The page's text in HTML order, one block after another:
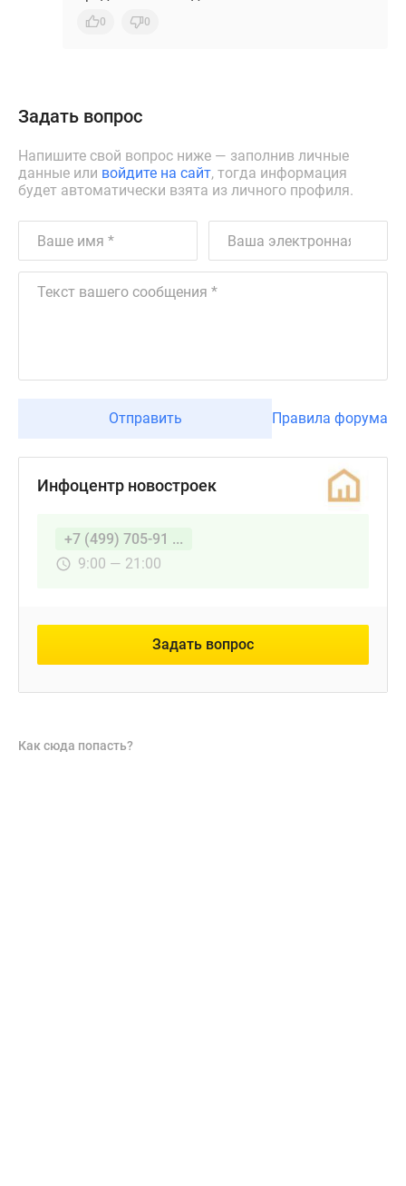
0 0
Задать вопрос
Напишите свой вопрос ниже — заполнив личные
данные или войдите на сайт, тогда информация
будет автоматически взята из личного профиля.
Отправить Правила форума
Инфоцентр новостроек
+7 (499) 705-91 ...
9:00 — 21:00
Задать вопрос
Как сюда попасть?